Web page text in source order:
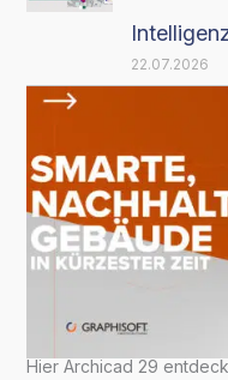
22.07.2026
Hier Archicad 29